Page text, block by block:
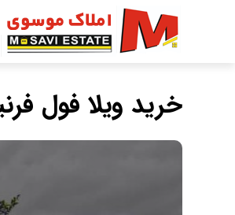
خرید ویلا فول فرنیش 600 متری